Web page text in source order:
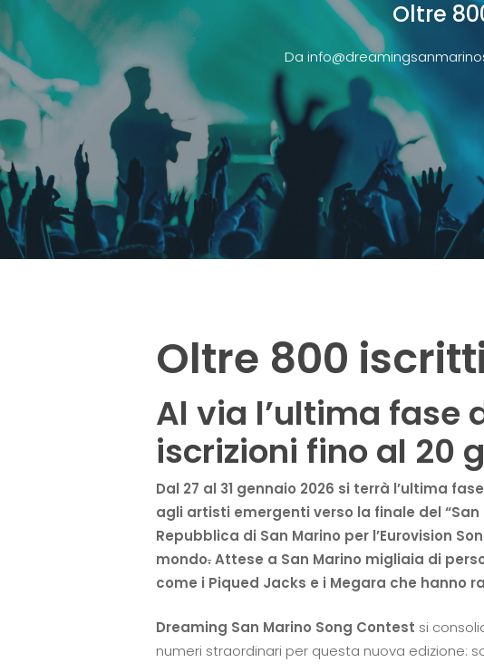
Premete Invio per effettuare la ricerca o ESC per chiuderla
Oltre
Da
Oltre 800
Al via l’ultima fase
iscrizioni fino al 20
Dal 27 al 31 gennaio 2026 si terrà l’ultima
agli artisti emergenti verso la finale del
Repubblica di San Marino per l’Eurovision
mondo.Attese a San Marino migliaia di
come i Piqued Jacks e i Megara che hanno
Dreaming San Marino Song Contest si
numeri straordinari per questa nuova edizione: